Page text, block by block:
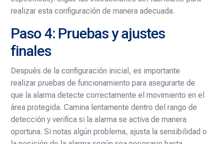
realizar esta configuración de manera adecuada.
Paso 4: Pruebas y ajustes
finales
Después de la configuración inicial, es importante
realizar pruebas de funcionamiento para asegurarte de
que la alarma detecte correctamente el movimiento en el
área protegida. Camina lentamente dentro del rango de
detección y verifica si la alarma se activa de manera
oportuna. Si notas algún problema, ajusta la sensibilidad o